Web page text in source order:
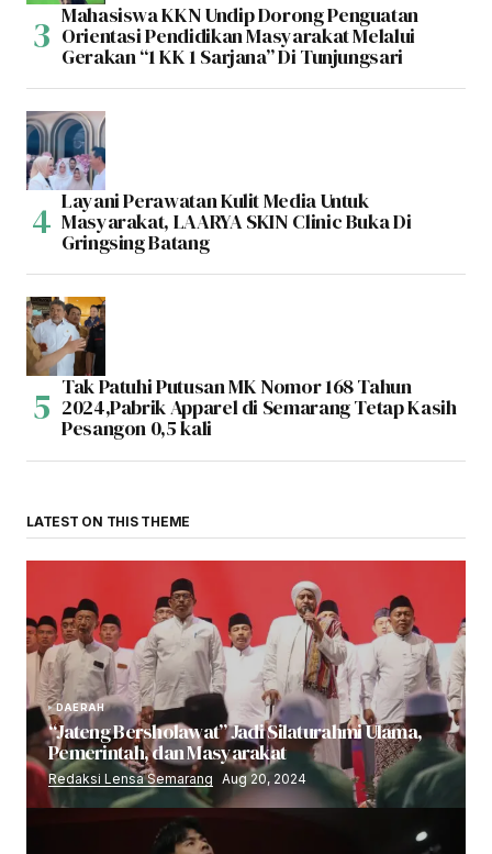
Mahasiswa KKN Undip Dorong Penguatan
Orientasi Pendidikan Masyarakat Melalui
Gerakan “1 KK 1 Sarjana” Di Tunjungsari
Layani Perawatan Kulit Media Untuk
Masyarakat, LAARYA SKIN Clinic Buka Di
Gringsing Batang
Tak Patuhi Putusan MK Nomor 168 Tahun
2024,Pabrik Apparel di Semarang Tetap Kasih
Pesangon 0,5 kali
LATEST ON THIS THEME
DAERAH
“Jateng Bersholawat” Jadi Silaturahmi Ulama,
Pemerintah, dan Masyarakat
Redaksi Lensa Semarang Aug 20, 2024